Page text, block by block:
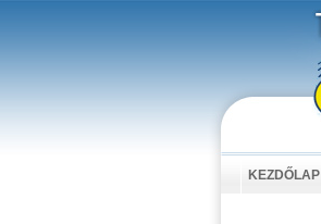
KEZDŐLAP